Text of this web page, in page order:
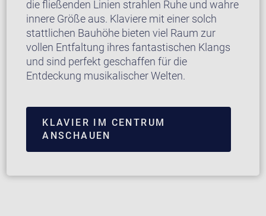
die fließenden Linien strahlen Ruhe und wahre
innere Größe aus. Klaviere mit einer solch
stattlichen Bauhöhe bieten viel Raum zur
vollen Entfaltung ihres fantastischen Klangs
und sind perfekt geschaffen für die
Entdeckung musikalischer Welten.
KLAVIER IM CENTRUM
ANSCHAUEN